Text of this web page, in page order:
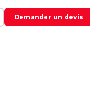
Demander un devis